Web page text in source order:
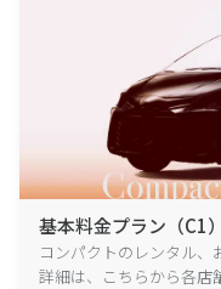
基本料金プラン（C1）
コンパクトのレンタル
詳細は、こちらから各店